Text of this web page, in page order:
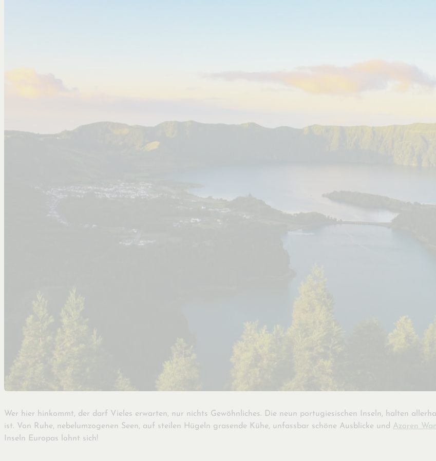
Wer hier hinkommt, der darf Vieles erwarten, nur nichts Gewöhnliches. Die neun portugiesischen Inseln, halten
ist. Von Ruhe, nebelumzogenen Seen, auf steilen Hügeln grasende Kühe, unfassbar schöne Ausblicke und Azoren
Inseln Europas lohnt sich!